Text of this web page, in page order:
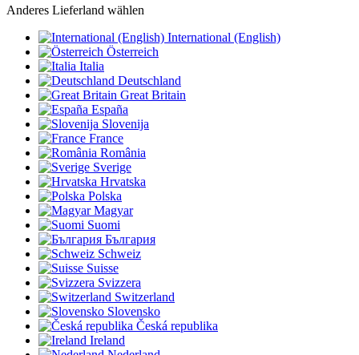
Anderes Lieferland wählen
International (English)
Österreich
Italia
Deutschland
Great Britain
España
Slovenija
France
România
Sverige
Hrvatska
Polska
Magyar
Suomi
България
Schweiz
Suisse
Svizzera
Switzerland
Slovensko
Česká republika
Ireland